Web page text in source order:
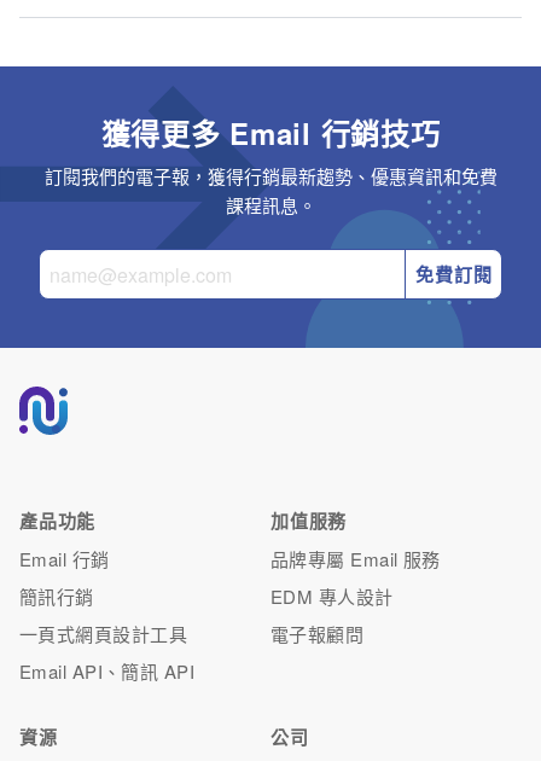
獲得更多 Email 行銷技巧
訂閱我們的電子報，獲得行銷最新趨勢、優惠資訊和免費
課程訊息。
免費訂閱
產品功能
Email 行銷
簡訊行銷
一頁式網頁設計工具
Email API、簡訊 API
加值服務
品牌專屬 Email 服務
EDM 專人設計
電子報顧問
資源 公司